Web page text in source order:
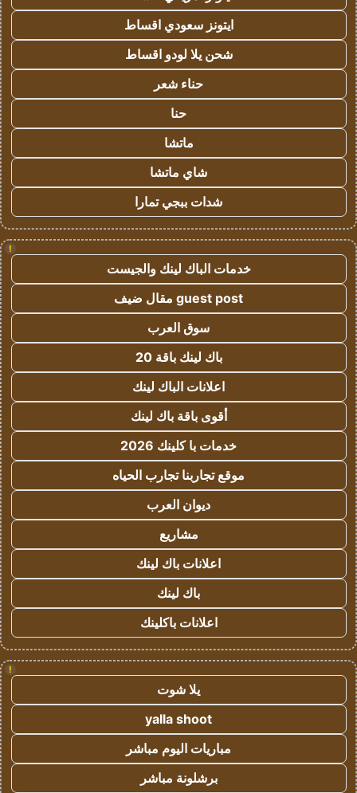
ايتونز سعودي اقساط
شحن يلا لودو اقساط
حناء شعر
حنا
ماتشا
شاي ماتشا
شدات ببجي تمارا
!
خدمات الباك لينك والجيست
guest post مقال ضيف
سوق العرب
باك لينك باقة 20
اعلانات الباك لينك
أقوى باقة باك لينك
خدمات با كلينك 2026
موقع تجاربنا تجارب الحياه
ديوان العرب
مشاريع
اعلانات باك لينك
باك لينك
اعلانات باكلينك
!
يلا شوت
yalla shoot
مباريات اليوم مباشر
برشلونة مباشر